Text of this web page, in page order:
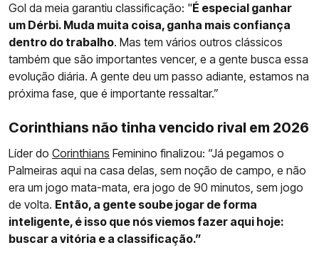
Gol da meia garantiu classificação: "É especial ganhar
um Dérbi. Muda muita coisa, ganha mais confiança
dentro do trabalho. Mas tem vários outros clássicos
também que são importantes vencer, e a gente busca essa
evolução diária. A gente deu um passo adiante, estamos na
próxima fase, que é importante ressaltar.”
Corinthians não tinha vencido rival em 2026
Líder do Corinthians Feminino finalizou: “Já pegamos o
Palmeiras aqui na casa delas, sem noção de campo, e não
era um jogo mata-mata, era jogo de 90 minutos, sem jogo
de volta. Então, a gente soube jogar de forma
inteligente, é isso que nós viemos fazer aqui hoje:
buscar a vitória e a classificação.”